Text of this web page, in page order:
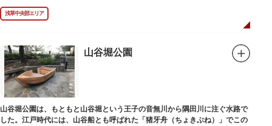
品・食玩、アパレル、日用雑貨など、お客さまの身近で楽しんでいただける
エンターテインメントをお届けしています。
浅草中央部エリア
山谷堀公園
山谷堀公園は、もともと山谷堀という王子の音無川から隅田川に注ぐ水路で
した。江戸時代には、山谷船とも呼ばれた「猪牙舟（ちょきぶね）」でこの